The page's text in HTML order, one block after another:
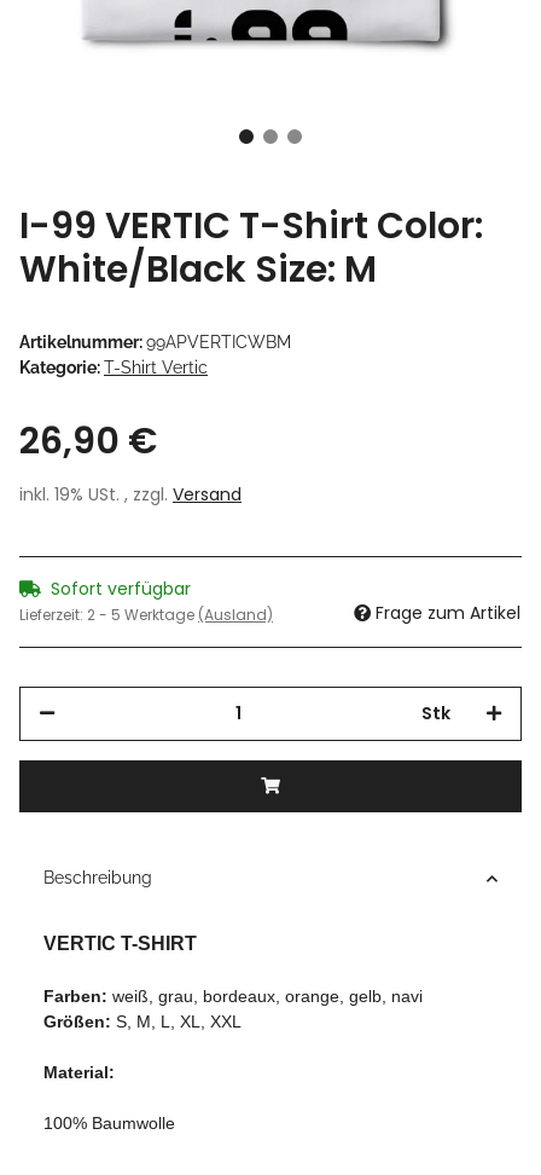
I-99 VERTIC T-Shirt Color:
White/Black Size: M
Artikelnummer:99APVERTICWBM
Kategorie:T-Shirt Vertic
26,90 €
inkl. 19% USt. , zzgl. Versand
Sofort verfügbar
Lieferzeit: 2 - 5 Werktage (Ausland) Frage zum Artikel
Stk
Beschreibung
VERTIC T-SHIRT
Farben: weiß, grau, bordeaux, orange, gelb, navi
Größen: S, M, L, XL, XXL
Material:
100% Baumwolle